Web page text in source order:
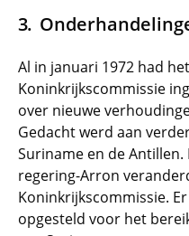
Al in januari 1972 had het
Koninkrijkscommissie
over nieuwe
Gedacht werd aan
Suriname en de
regering-Arron
Koninkrijkscommissie.
opgesteld voor het